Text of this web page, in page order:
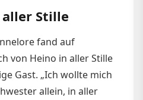
aller Stille
fand auf
von Heino in aller Stille
Gast. „Ich wollte mich
allein, in aller